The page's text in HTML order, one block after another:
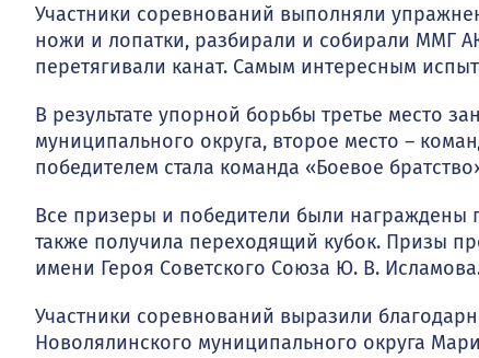
Участники соревнований выполняли
ножи и лопатки, разбирали и собирали ММГ
перетягивали канат. Самым интересным
В результате упорной борьбы третье место
муниципального округа, второе место –
победителем стала команда «Боевое
Все призеры и победители были награждены
также получила переходящий кубок. Призы
имени Героя Советского Союза Ю. В.
Участники соревнований выразили
Новолялинского муниципального округа